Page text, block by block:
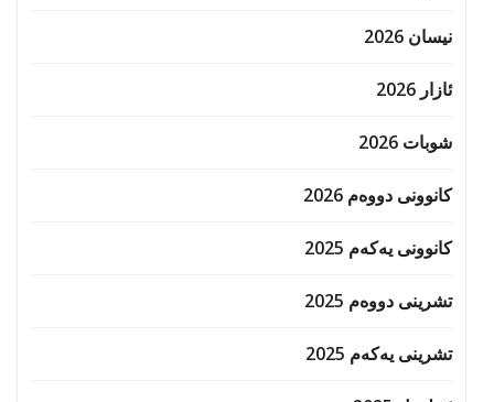
نیسان 2026
ئازار 2026
شوبات 2026
کانوونی دووەم 2026
کانوونی یەکەم 2025
تشرینی دووەم 2025
تشرینی یەکەم 2025